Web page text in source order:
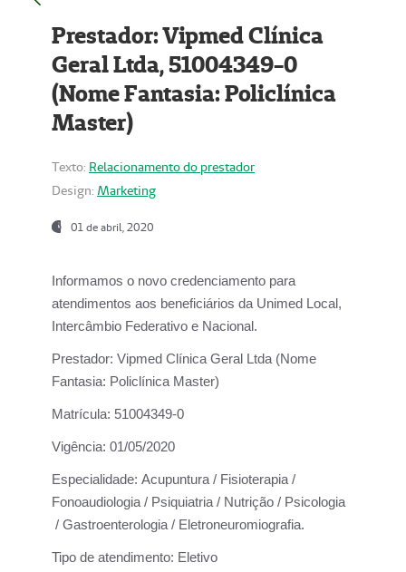
Prestador: Vipmed Clínica
Geral Ltda, 51004349-0
(Nome Fantasia: Policlínica
Master)
Texto: Relacionamento do prestador
Design: Marketing
01 de abril, 2020
Informamos o novo credenciamento para
atendimentos aos beneficiários da Unimed Local,
Intercâmbio Federativo e Nacional.
Prestador: Vipmed Clínica Geral Ltda (Nome
Fantasia: Policlínica Master)
Matrícula: 51004349-0
Vigência: 01/05/2020
Especialidade: Acupuntura / Fisioterapia /
Fonoaudiologia / Psiquiatria / Nutrição / Psicologia
/ Gastroenterologia / Eletroneuromiografia.
Tipo de atendimento: Eletivo